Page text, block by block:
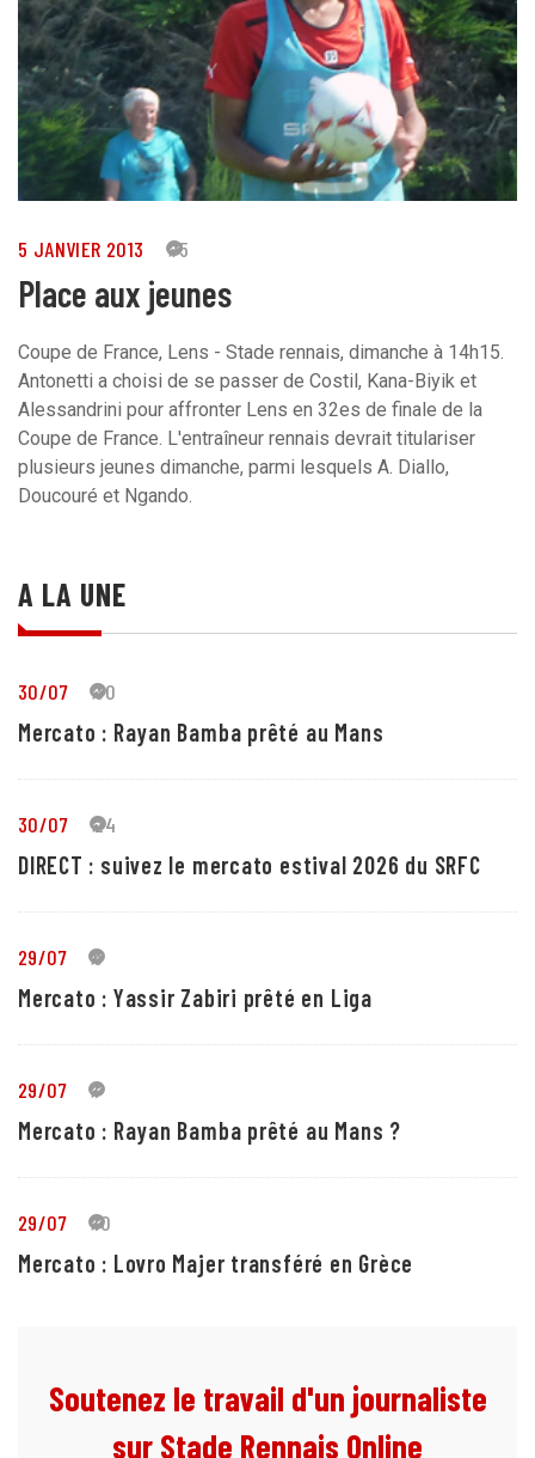
5 JANVIER 2013 75
Place aux jeunes
Coupe de France, Lens - Stade rennais, dimanche à 14h15.
Antonetti a choisi de se passer de Costil, Kana-Biyik et
Alessandrini pour affronter Lens en 32es de finale de la
Coupe de France. L'entraîneur rennais devrait titulariser
plusieurs jeunes dimanche, parmi lesquels A. Diallo,
Doucouré et Ngando.
A LA UNE
30/07 30
Mercato : Rayan Bamba prêté au Mans
30/07 24
DIRECT : suivez le mercato estival 2026 du SRFC
29/07 5
Mercato : Yassir Zabiri prêté en Liga
29/07 1
Mercato : Rayan Bamba prêté au Mans ?
29/07 10
Mercato : Lovro Majer transféré en Grèce
Soutenez le travail d'un journaliste
sur Stade Rennais Online